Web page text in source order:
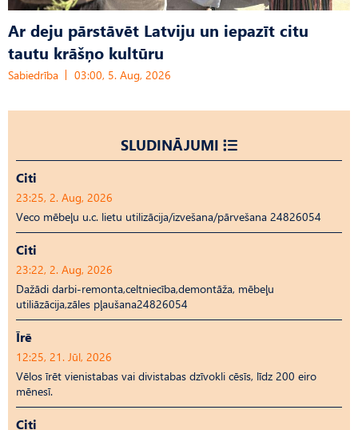
Ar deju pārstāvēt Latviju un iepazīt citu
tautu krāšņo kultūru
Sabiedrība 03:00, 5. Aug, 2026
SLUDINĀJUMI
Citi
23:25, 2. Aug, 2026
Veco mēbeļu u.c. lietu utilizācija/izvešana/pārvešana 24826054
Citi
23:22, 2. Aug, 2026
Dažādi darbi-remonta,celtniecība,demontāža, mēbeļu
utiliāzācija,zāles pļaušana24826054
Īrē
12:25, 21. Jūl, 2026
Vēlos īrēt vienistabas vai divistabas dzīvokli cēsīs, līdz 200 eiro
mēnesī.
Citi